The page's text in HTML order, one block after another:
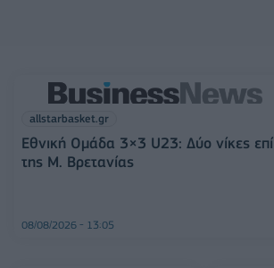
allstarbasket.gr
Εθνική Ομάδα 3×3 U23: Δύο νίκες επί
της Μ. Βρετανίας
08/08/2026 - 13:05